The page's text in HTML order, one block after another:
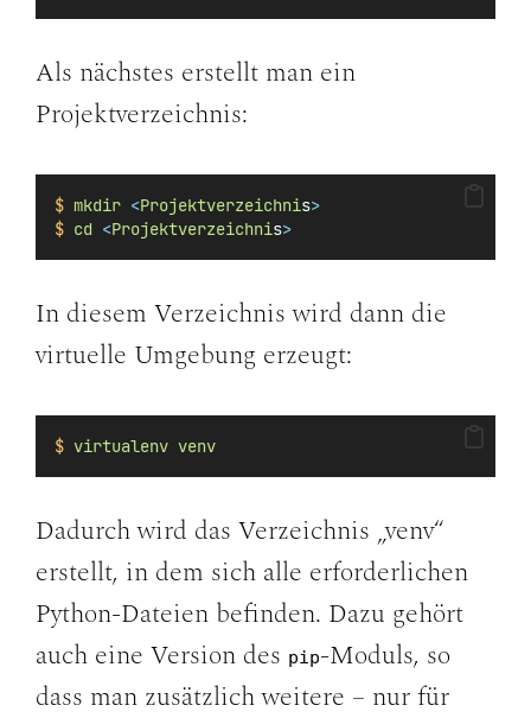
Als nächstes erstellt man ein
Projektverzeichnis:
$ mkdir <Projektverzeichnis>
$ cd <Projektverzeichnis>
In diesem Verzeichnis wird dann die
virtuelle Umgebung erzeugt:
$ virtualenv venv
Dadurch wird das Verzeichnis „venv“
erstellt, in dem sich alle erforderlichen
Python-Dateien befinden. Dazu gehört
auch eine Version des pip-Moduls, so
dass man zusätzlich weitere – nur für